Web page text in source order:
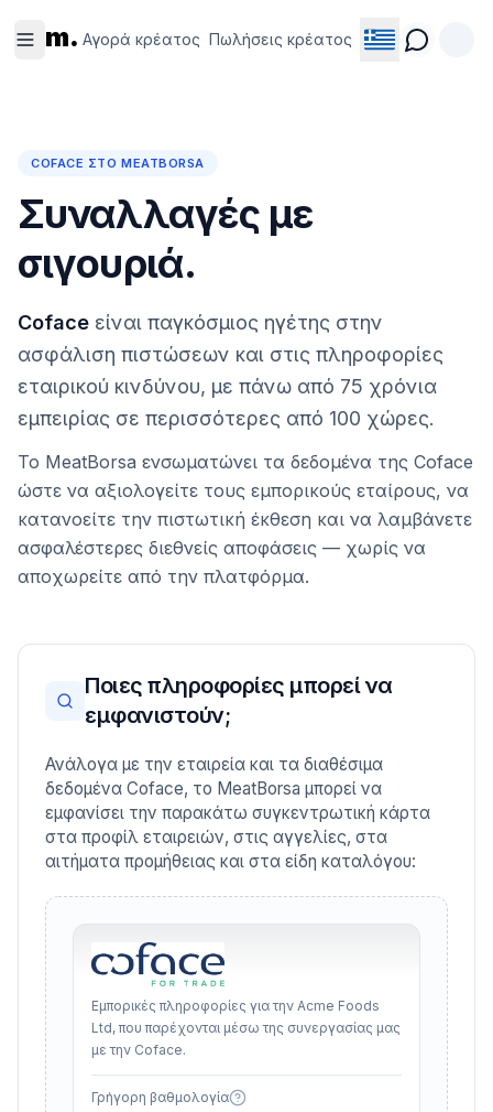
m. Αγορά κρέατος Πωλήσεις κρέατος
κρέατος κρέατος
COFACE ΣΤΟ MEATBORSA
Συναλλαγές με
σιγουριά.
Coface είναι παγκόσμιος ηγέτης στην
ασφάλιση πιστώσεων και στις πληροφορίες
εταιρικού κινδύνου, με πάνω από 75 χρόνια
εμπειρίας σε περισσότερες από 100 χώρες.
Το MeatBorsa ενσωματώνει τα δεδομένα της Coface
ώστε να αξιολογείτε τους εμπορικούς εταίρους, να
κατανοείτε την πιστωτική έκθεση και να λαμβάνετε
ασφαλέστερες διεθνείς αποφάσεις — χωρίς να
αποχωρείτε από την πλατφόρμα.
Ποιες πληροφορίες μπορεί να
εμφανιστούν;
Ανάλογα με την εταιρεία και τα διαθέσιμα
δεδομένα Coface, το MeatBorsa μπορεί να
εμφανίσει την παρακάτω συγκεντρωτική κάρτα
στα προφίλ εταιρειών, στις αγγελίες, στα
αιτήματα προμήθειας και στα είδη καταλόγου:
Εμπορικές πληροφορίες για την Acme Foods
Ltd, που παρέχονται μέσω της συνεργασίας μας
με την Coface.
Γρήγορη βαθμολογία